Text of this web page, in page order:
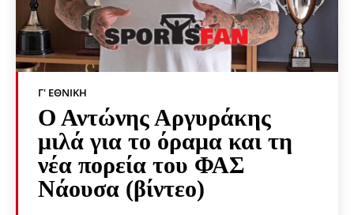
Γ' ΕΘΝΙΚΉ
Ο Αντώνης Αργυράκης
μιλά για το όραμα και τη
νέα πορεία του ΦΑΣ
Νάουσα (βίντεο)